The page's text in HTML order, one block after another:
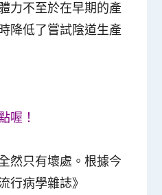
力不至於在早期的產
降低了嘗試陰道生產
喔！
然只有壞處。根據今
行病學雜誌》